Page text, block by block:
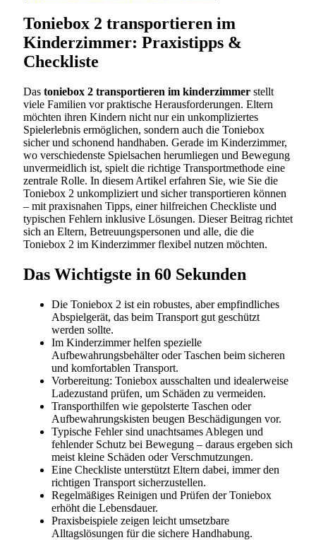
Toniebox 2 transportieren im
Kinderzimmer: Praxistipps &
Checkliste
Das toniebox 2 transportieren im kinderzimmer stellt
viele Familien vor praktische Herausforderungen. Eltern
möchten ihren Kindern nicht nur ein unkompliziertes
Spielerlebnis ermöglichen, sondern auch die Toniebox
sicher und schonend handhaben. Gerade im Kinderzimmer,
wo verschiedenste Spielsachen herumliegen und Bewegung
unvermeidlich ist, spielt die richtige Transportmethode eine
zentrale Rolle. In diesem Artikel erfahren Sie, wie Sie die
Toniebox 2 unkompliziert und sicher transportieren können
– mit praxisnahen Tipps, einer hilfreichen Checkliste und
typischen Fehlern inklusive Lösungen. Dieser Beitrag richtet
sich an Eltern, Betreuungspersonen und alle, die die
Toniebox 2 im Kinderzimmer flexibel nutzen möchten.
Das Wichtigste in 60 Sekunden
Die Toniebox 2 ist ein robustes, aber empfindliches
Abspielgerät, das beim Transport gut geschützt
werden sollte.
Im Kinderzimmer helfen spezielle
Aufbewahrungsbehälter oder Taschen beim sicheren
und komfortablen Transport.
Vorbereitung: Toniebox ausschalten und idealerweise
Ladezustand prüfen, um Schäden zu vermeiden.
Transporthilfen wie gepolsterte Taschen oder
Aufbewahrungskisten beugen Beschädigungen vor.
Typische Fehler sind unachtsames Ablegen und
fehlender Schutz bei Bewegung – daraus ergeben sich
meist kleine Schäden oder Verschmutzungen.
Eine Checkliste unterstützt Eltern dabei, immer den
richtigen Transport sicherzustellen.
Regelmäßiges Reinigen und Prüfen der Toniebox
erhöht die Lebensdauer.
Praxisbeispiele zeigen leicht umsetzbare
Alltagslösungen für die sichere Handhabung.